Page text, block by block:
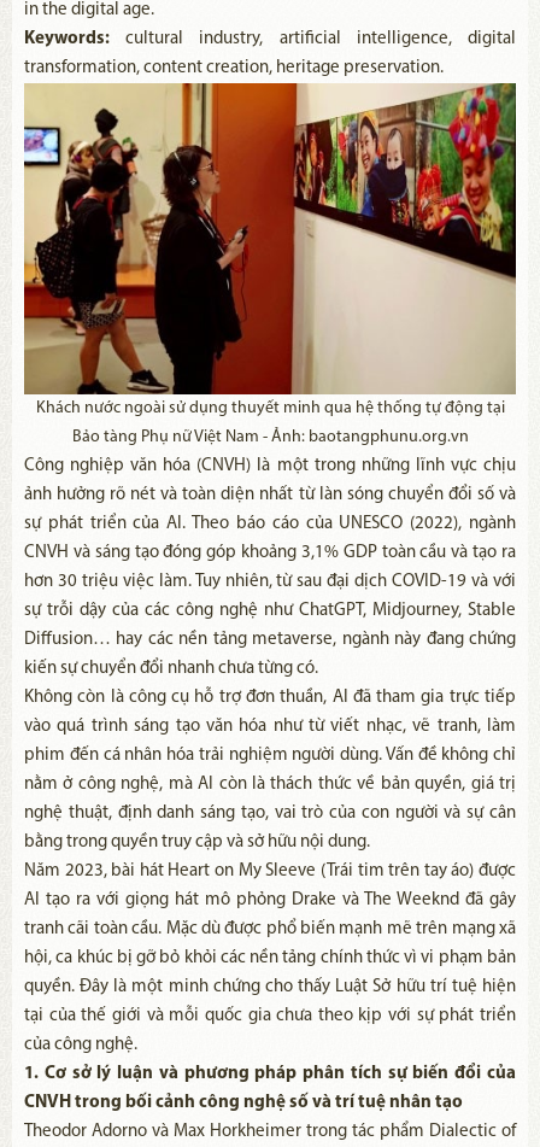
in the digital age.
Keywords:cultural industry, artificial intelligence, digital
transformation, content creation, heritage preservation.
Khách nước ngoài sử dụng thuyết minh qua hệ thống tự động tại
Bảo tàng Phụ nữ Việt Nam - Ảnh: baotangphunu.org.vn
Công nghiệp văn hóa (CNVH) là một trong những lĩnh vực chịu
ảnh hưởng rõ nét và toàn diện nhất từ làn sóng chuyển đổi số và
sự phát triển của AI. Theo báo cáo của UNESCO (2022), ngành
CNVH và sáng tạo đóng góp khoảng 3,1% GDP toàn cầu và tạo ra
hơn 30 triệu việc làm. Tuy nhiên, từ sau đại dịch COVID-19 và với
sự trỗi dậy của các công nghệ như ChatGPT, Midjourney, Stable
Diffusion… hay các nền tảng metaverse, ngành này đang chứng
kiến sự chuyển đổi nhanh chưa từng có.
Không còn là công cụ hỗ trợ đơn thuần, AI đã tham gia trực tiếp
vào quá trình sáng tạo văn hóa như từ viết nhạc, vẽ tranh, làm
phim đến cá nhân hóa trải nghiệm người dùng. Vấn đề không chỉ
nằm ở công nghệ, mà AI còn là thách thức về bản quyền, giá trị
nghệ thuật, định danh sáng tạo, vai trò của con người và sự cân
bằng trong quyền truy cập và sở hữu nội dung.
Năm 2023, bài hát Heart on My Sleeve (Trái tim trên tay áo) được
AI tạo ra với giọng hát mô phỏng Drake và The Weeknd đã gây
tranh cãi toàn cầu. Mặc dù được phổ biến mạnh mẽ trên mạng xã
hội, ca khúc bị gỡ bỏ khỏi các nền tảng chính thức vì vi phạm bản
quyền. Đây là một minh chứng cho thấy Luật Sở hữu trí tuệ hiện
tại của thế giới và mỗi quốc gia chưa theo kịp với sự phát triển
của công nghệ.
1. Cơ sở lý luận và phương pháp phân tích sự biến đổi của
CNVH trong bối cảnh công nghệ số và trí tuệ nhân tạo
Theodor Adorno và Max Horkheimer trong tác phẩm Dialectic of